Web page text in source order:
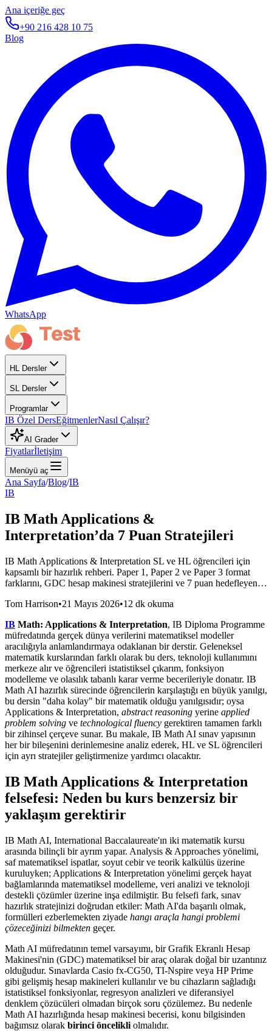
Ana içeriğe geç
+90 216 428 10 75
Blog
WhatsApp
HL Dersler
SL Dersler
Programlar
IB Özel DersEğitmenlerNasıl Çalışır?
AI Grader
Fiyatlarİletişim
Menüyü aç
Ana Sayfa/Blog/IB
IB
IB Math Applications &
Interpretation’da 7 Puan Stratejileri
IB Math Applications & Interpretation SL ve HL öğrencileri için
kapsamlı bir hazırlık rehberi. Paper 1, Paper 2 ve Paper 3 format
farklarını, GDC hesap makinesi stratejilerini ve 7 puan hedefleyen…
Tom Harrison•21 Mayıs 2026•12 dk okuma
IB Math: Applications & Interpretation, IB Diploma Programme
müfredatında gerçek dünya verilerini matematiksel modeller
aracılığıyla anlamlandırmaya odaklanan bir derstir. Geleneksel
matematik kurslarından farklı olarak bu ders, teknoloji kullanımını
merkeze alır ve öğrencileri istatistiksel çıkarım, fonksiyon
modelleme ve olasılık tabanlı karar verme becerileriyle donatır. IB
Math AI hazırlık sürecinde öğrencilerin karşılaştığı en büyük yanılgı,
bu dersin "daha kolay" bir matematik olduğu yanılgısıdır; oysa
Applications & Interpretation, abstract reasoning yerine applied
problem solving ve technological fluency gerektiren tamamen farklı
bir zihinsel çerçeve sunar. Bu makale, IB Math AI sınav yapısının
her bir bileşenini derinlemesine analiz ederek, HL ve SL öğrencileri
için ayrı stratejiler geliştirmenize yardımcı olacaktır.
IB Math Applications & Interpretation
felsefesi: Neden bu kurs benzersiz bir
yaklaşım gerektirir
IB Math AI, International Baccalaureate'ın iki matematik kursu
arasında bilinçli bir ayrım yapar. Analysis & Approaches yönelimi,
saf matematiksel ispatlar, soyut cebir ve teorik kalkülüs üzerine
kuruluyken; Applications & Interpretation yönelimi gerçek hayat
bağlamlarında matematiksel modelleme, veri analizi ve teknoloji
destekli çözümler üzerine inşa edilmiştir. Bu felsefi fark, sınav
hazırlık stratejinizi doğrudan etkiler: Math AI'da başarılı olmak,
formülleri ezberlemekten ziyade hangı araçla hangi problemi
çözeceğinizi bilmekten geçer.
Math AI müfredatının temel varsayımı, bir Grafik Ekranlı Hesap
Makinesi'nin (GDC) matematiksel bir araç olarak doğal bir uzantınız
olduğudur. Sınavlarda Casio fx-CG50, TI-Nspire veya HP Prime
gibi gelişmiş hesap makineleri kullanılır ve bu cihazların sağladığı
istatistiksel fonksiyonlar, regresyon analizleri ve diferansiyel
denklem çözücüleri olmadan birçok soru çözülemez. Bu nedenle
Math AI hazırlığında hesap makinesi becerisi, konu bilgisinden
bağımsız olarak birinci öncelikli olmalıdır.